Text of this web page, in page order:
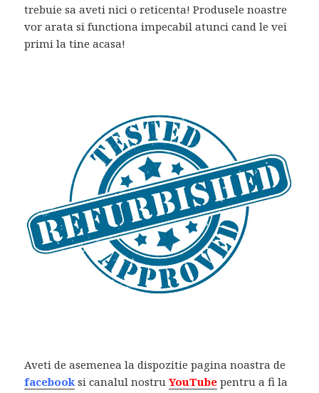
trebuie sa aveti nici o reticenta! Produsele noastre
vor arata si functiona impecabil atunci cand le vei
primi la tine acasa!
Aveti de asemenea la dispozitie pagina noastra de
facebook si canalul nostruYouTube pentru a fi la